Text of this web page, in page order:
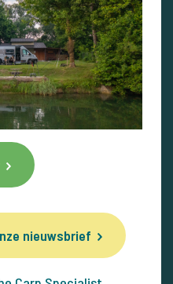
nieuwsbrief